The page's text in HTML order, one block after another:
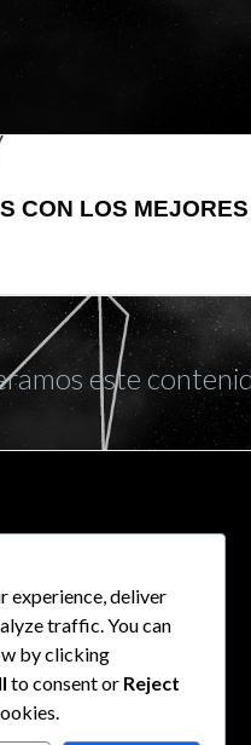
CON LOS
este
experience, deliver
traffic. You can
by clicking
to consent or Reject